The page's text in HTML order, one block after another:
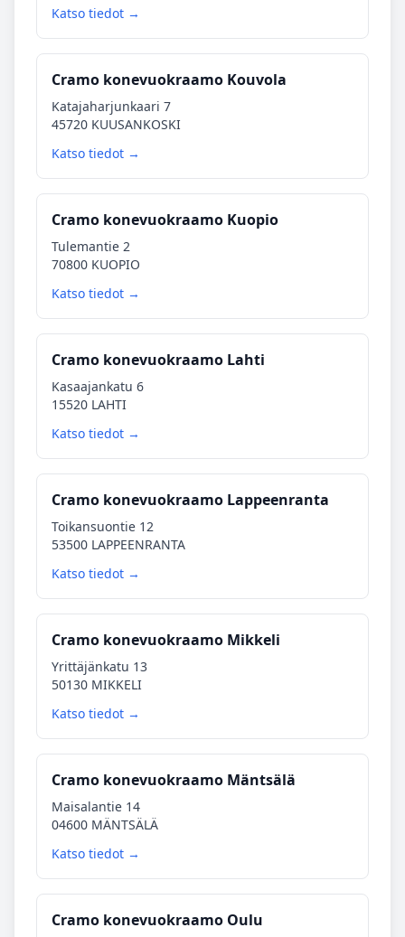
Katso tiedot →
Cramo konevuokraamo Kouvola
Katajaharjunkaari 7
45720 KUUSANKOSKI
Katso tiedot →
Cramo konevuokraamo Kuopio
Tulemantie 2
70800 KUOPIO
Katso tiedot →
Cramo konevuokraamo Lahti
Kasaajankatu 6
15520 LAHTI
Katso tiedot →
Cramo konevuokraamo Lappeenranta
Toikansuontie 12
53500 LAPPEENRANTA
Katso tiedot →
Cramo konevuokraamo Mikkeli
Yrittäjänkatu 13
50130 MIKKELI
Katso tiedot →
Cramo konevuokraamo Mäntsälä
Maisalantie 14
04600 MÄNTSÄLÄ
Katso tiedot →
Cramo konevuokraamo Oulu